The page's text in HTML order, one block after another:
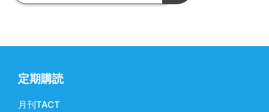
定期購読
月刊TACT